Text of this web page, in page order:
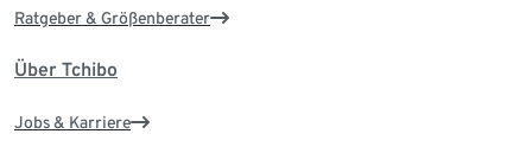
Ratgeber & Größenberater
Über Tchibo
Jobs & Karriere